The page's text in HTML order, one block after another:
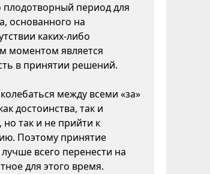
период для
основанного на
каких-либо
моментом является
в принятии решений.
между всеми «за»
достоинства, так и
так и не прийти к
Поэтому принятие
всего перенести на
для этого время.